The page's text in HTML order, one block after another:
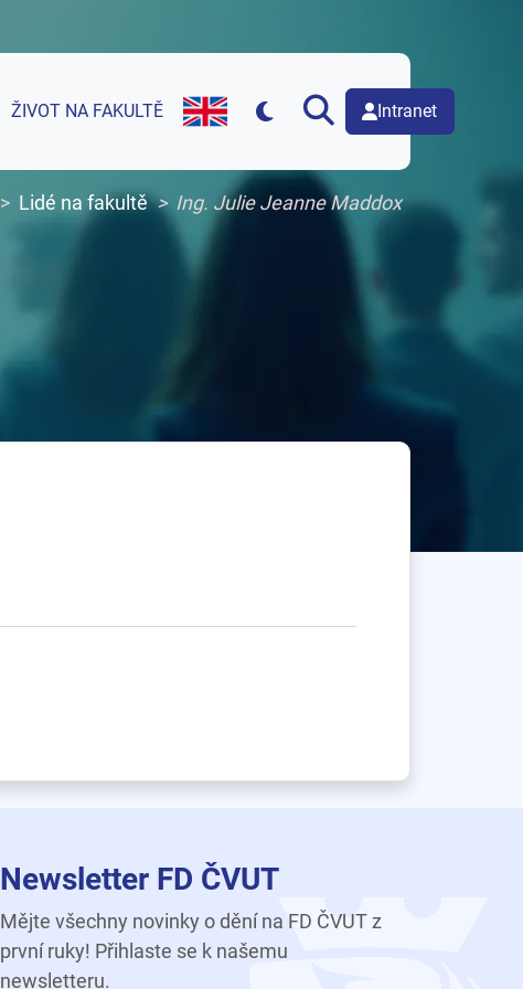
ŽIVOT NA FAKULTĚ
English version of web page
Intranet
Lidé na fakultě Ing. Julie Jeanne Maddox
Newsletter FD ČVUT
Mějte všechny novinky o dění na FD ČVUT z
první ruky! Přihlaste se k našemu
newsletteru.